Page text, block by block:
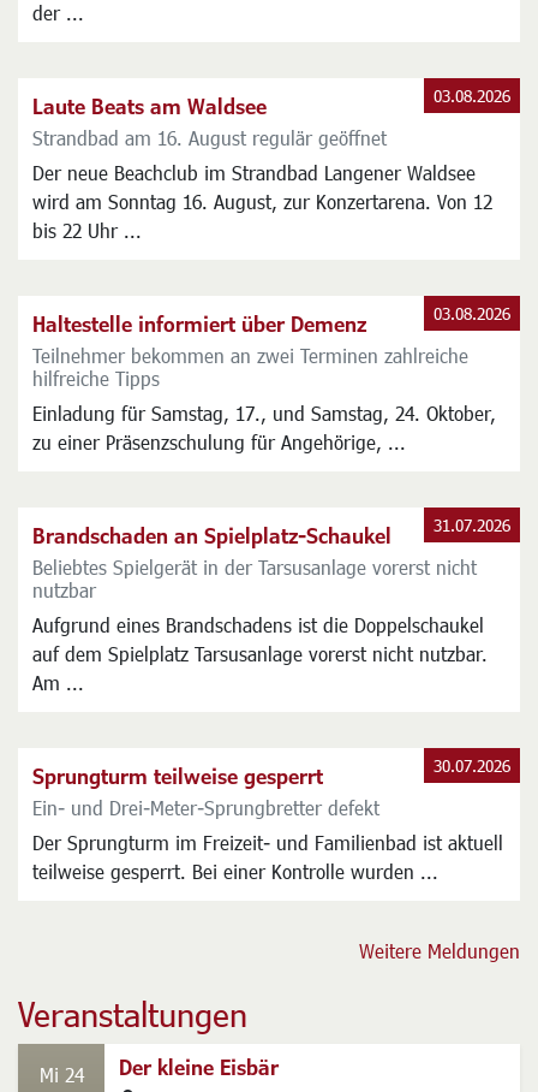
der ...
Laute Beats am Waldsee
Strandbad am 16. August regulär geöffnet
Der neue Beachclub im Strandbad Langener Waldsee
wird am Sonntag 16. August, zur Konzertarena. Von 12
bis 22 Uhr ...
03.08.2026
Haltestelle informiert über Demenz
Teilnehmer bekommen an zwei Terminen zahlreiche
hilfreiche Tipps
Einladung für Samstag, 17., und Samstag, 24. Oktober,
zu einer Präsenzschulung für Angehörige, ...
03.08.2026
Brandschaden an Spielplatz-Schaukel
Beliebtes Spielgerät in der Tarsusanlage vorerst nicht
nutzbar
Aufgrund eines Brandschadens ist die Doppelschaukel
auf dem Spielplatz Tarsusanlage vorerst nicht nutzbar.
Am ...
31.07.2026
Sprungturm teilweise gesperrt
Ein- und Drei-Meter-Sprungbretter defekt
Der Sprungturm im Freizeit- und Familienbad ist aktuell
teilweise gesperrt. Bei einer Kontrolle wurden ...
30.07.2026
Weitere Meldungen
Veranstaltungen
Der kleine Eisbär
Mi 24